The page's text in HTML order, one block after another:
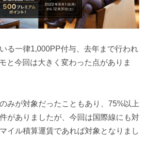
る一律1,000PP付与、去年まで行われ
と今回は大きく変わった点がありま
みが対象だったこともあり、75%以上
がありましたが、今回は国際線にも対
イル積算運賃であれば対象となりまし